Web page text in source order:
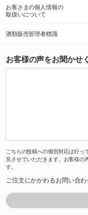
お客さまの個人情報の
取扱いについて
酒類販売管理者標識
お客様の声をお聞かせ
こちらの投稿への個別対応は行っ
見させていただきます。お客様の
す。
ご注文にかかわるお問い合わ